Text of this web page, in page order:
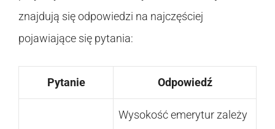
znajdują się odpowiedzi na najczęściej
pojawiające się pytania:
Pytanie Odpowiedź
Wysokość emerytur zależy